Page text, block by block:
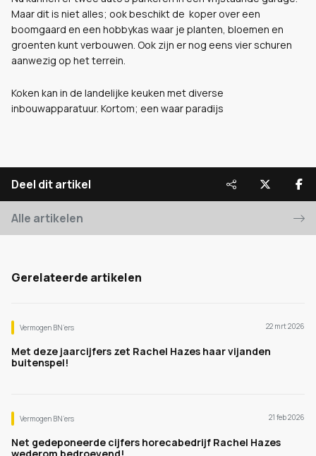
Maar dit is niet alles; ook beschikt de koper over een
boomgaard en een hobbykas waar je planten, bloemen en
groenten kunt verbouwen. Ook zijn er nog eens vier schuren
aanwezig op het terrein.
Koken kan in de landelijke keuken met diverse
inbouwapparatuur. Kortom; een waar paradijs
Deel dit artikel
Alle artikelen
Gerelateerde artikelen
Vermogen BN’ers 22 mrt 2026
Met deze jaarcijfers zet Rachel Hazes haar vijanden
buitenspel!
Vermogen BN’ers 21 feb 2026
Net gedeponeerde cijfers horecabedrijf Rachel Hazes